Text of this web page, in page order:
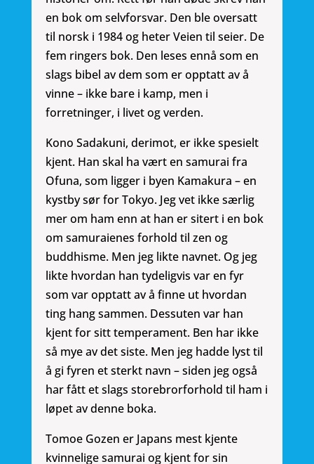
en bok om selvforsvar. Den ble oversatt
til norsk i 1984 og heter Veien til seier. De
fem ringers bok. Den leses ennå som en
slags bibel av dem som er opptatt av å
vinne – ikke bare i kamp, men i
forretninger, i livet og verden.
Kono Sadakuni, derimot, er ikke spesielt
kjent. Han skal ha vært en samurai fra
Ofuna, som ligger i byen Kamakura – en
kystby sør for Tokyo. Jeg vet ikke særlig
mer om ham enn at han er sitert i en bok
om samuraienes forhold til zen og
buddhisme. Men jeg likte navnet. Og jeg
likte hvordan han tydeligvis var en fyr
som var opptatt av å finne ut hvordan
ting hang sammen. Dessuten var han
kjent for sitt temperament. Ben har ikke
så mye av det siste. Men jeg hadde lyst til
å gi fyren et sterkt navn – siden jeg også
har fått et slags storebrorforhold til ham i
løpet av denne boka.
Tomoe Gozen er Japans mest kjente
kvinnelige samurai og kjent for sin